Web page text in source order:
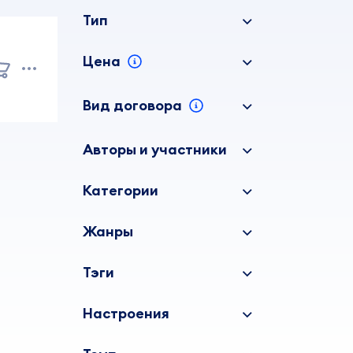
Тип
Цена
Вид договора
Авторы и участники
Категории
Жанры
Тэги
Настроения